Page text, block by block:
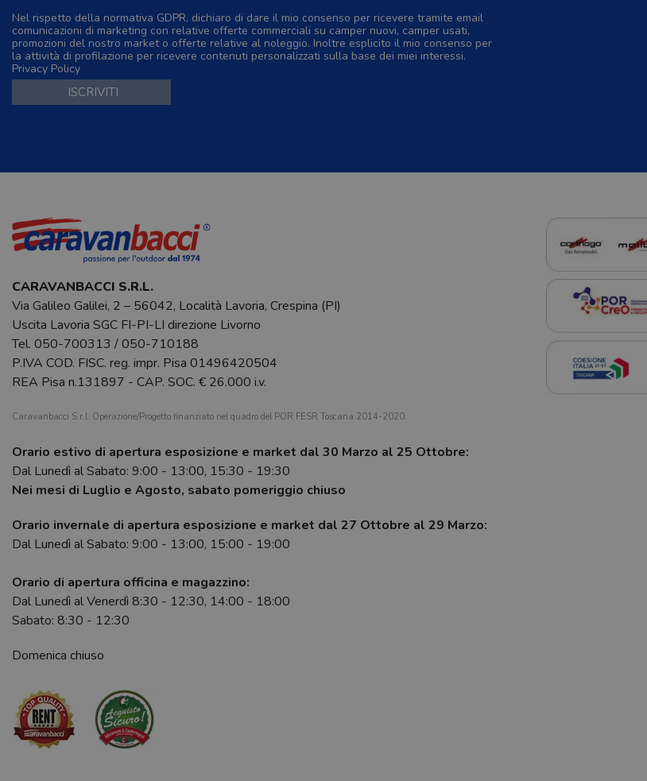
Nel rispetto della normativa GDPR, dichiaro di dare il mio consenso per ricevere tramite email
comunicazioni di marketing con relative offerte commerciali su camper nuovi, camper usati,
promozioni del nostro market o offerte relative al noleggio. Inoltre esplicito il mio consenso per
la attività di profilazione per ricevere contenuti personalizzati sulla base dei miei interessi.
Privacy Policy
CARAVANBACCI S.R.L.
Via Galileo Galilei, 2 – 56042, Località Lavoria, Crespina (PI)
Uscita Lavoria SGC FI-PI-LI direzione Livorno
Tel. 050-700313 /050-710188
P.IVA COD. FISC. reg. impr. Pisa 01496420504
REA Pisa n.131897 - CAP. SOC. € 26.000 i.v.
Caravanbacci S.r.l. Operazione/Progetto finanziato nel quadro del POR FESR Toscana 2014-2020.
Orario estivo di apertura esposizione e market dal 30 Marzo al 25 Ottobre:
Dal Lunedì al Sabato: 9:00 - 13:00, 15:30 - 19:30
Nei mesi di Luglio e Agosto, sabato pomeriggio chiuso
Orario invernale di apertura esposizione e market dal 27 Ottobre al 29 Marzo:
Dal Lunedì al Sabato: 9:00 - 13:00, 15:00 - 19:00
Orario di apertura officina e magazzino:
Dal Lunedì al Venerdì 8:30 - 12:30, 14:00 - 18:00
Sabato: 8:30 - 12:30
Domenica chiuso